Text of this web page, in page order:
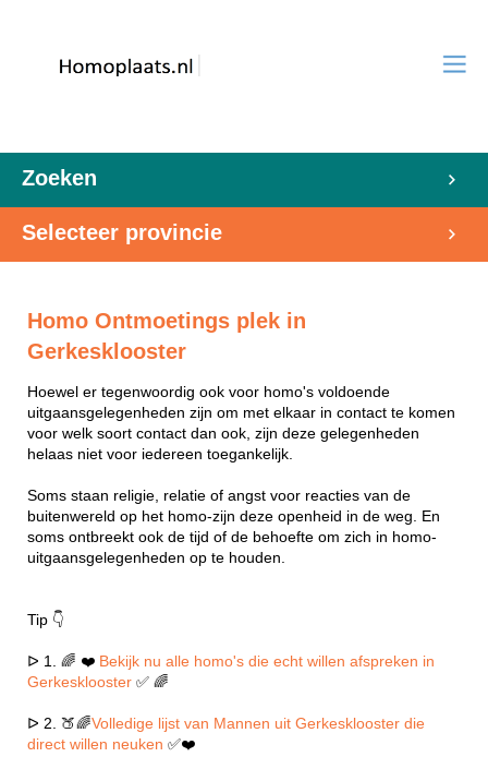
Zoeken
Selecteer provincie
Homo Ontmoetings plek in
Gerkesklooster
Hoewel er tegenwoordig ook voor homo's voldoende
uitgaansgelegenheden zijn om met elkaar in contact te komen
voor welk soort contact dan ook, zijn deze gelegenheden
helaas niet voor iedereen toegankelijk.
Soms staan religie, relatie of angst voor reacties van de
buitenwereld op het homo-zijn deze openheid in de weg. En
soms ontbreekt ook de tijd of de behoefte om zich in homo-
uitgaansgelegenheden op te houden.
Tip 👇
ᐅ 1. 🌈 ❤️ Bekijk nu alle homo's die echt willen afspreken in
Gerkesklooster ✅ 🌈
ᐅ 2. 🍑🌈Volledige lijst van Mannen uit Gerkesklooster die
direct willen neuken ✅❤️